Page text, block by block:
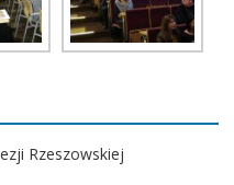
Rzeszowskiej